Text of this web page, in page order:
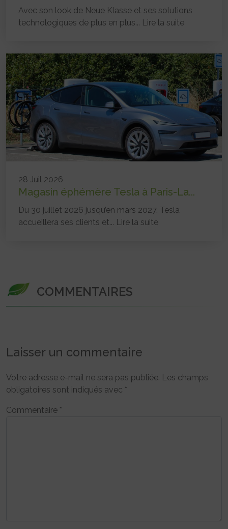
Avec son look de Neue Klasse et ses solutions
technologiques de plus en plus... Lire la suite
28 Juil 2026
Magasin éphémère Tesla à Paris-La...
Du 30 juillet 2026 jusqu’en mars 2027, Tesla
accueillera ses clients et... Lire la suite
COMMENTAIRES
Laisser un commentaire
Votre adresse e-mail ne sera pas publiée. Les champs
obligatoires sont indiqués avec *
Commentaire *